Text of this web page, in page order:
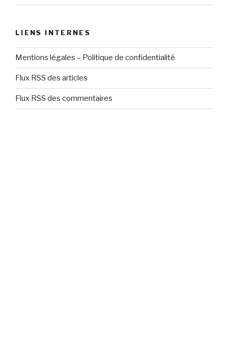
LIENS INTERNES
Mentions légales – Politique de confidentialité
Flux RSS des articles
Flux RSS des commentaires